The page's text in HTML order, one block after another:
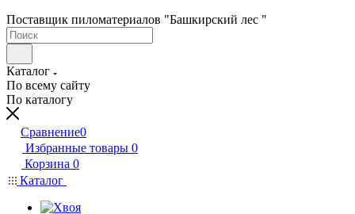
Поставщик пиломатериалов "Башкирский лес "
Каталог
По всему сайту
По каталогу
Сравнение0
Избранные товары 0
Корзина 0
Каталог